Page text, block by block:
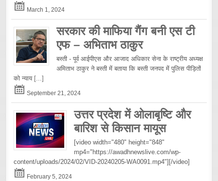
March 1, 2024
सरकार की माफिया गैंग बनी एस टी
एफ – अभिताभ ठाकुर
बस्ती - पूर्व आईपीएस और आजाद अधिकार सेना के राष्ट्रीय अध्यक्ष
अमिताभ ठाकुर ने बस्ती में बताया कि बस्ती जनपद में पुलिस पीड़ितों
को न्याय [...]
September 21, 2024
उत्तर प्रदेश में ओलाबृष्टि और
बारिश से किसान मायूस
[video width="480" height="848"
mp4="https://awadhnewslive.com/wp-
content/uploads/2024/02/VID-20240205-WA0091.mp4"][/video]
February 5, 2024